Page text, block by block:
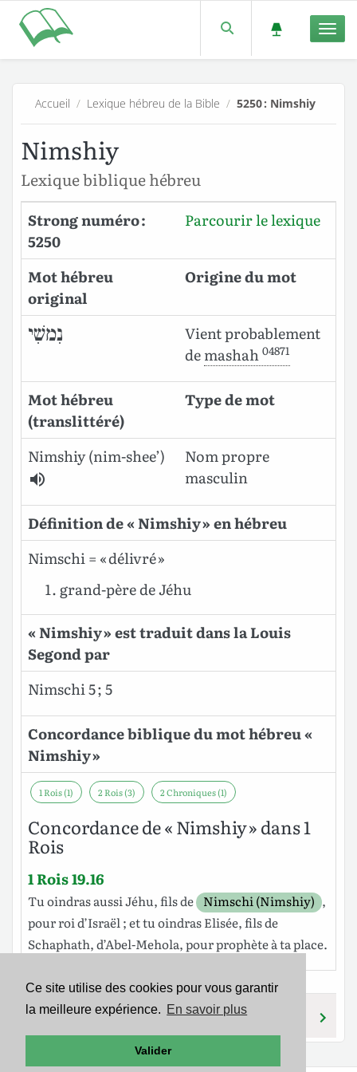
Ce site utilise des cookies pour vous garantir
la meilleure expérience. En savoir plus
Valider
Accueil / Lexique hébreu de la Bible /5250 : Nimshiy
Nimshiy
Lexique biblique hébreu
Strong numéro :
5250
Parcourir le lexique
Mot hébreu
original
Origine du mot
נִמשִׁי
Vient probablement
demashah 04871
Mot hébreu
(translittéré)
Type de mot
Nimshiy(nim-shee’)
Nom propre
masculin
Définition de « Nimshiy » en hébreu
Nimschi = « délivré »
grand-père de Jéhu
« Nimshiy » est traduit dans la Louis
Segond par
Nimschi 5 ; 5
Concordance biblique du mot hébreu «
Nimshiy »
1 Rois (1) 2 Rois (3) 2 Chroniques (1)
Concordance de « Nimshiy » dans 1
Rois
1 Rois 19.16
TuoindrasaussiJéhu,filsde Nimschi (Nimshiy) ,
pourroid’Israël; et tu oindrasElisée,filsde
Schaphath, d’Abel-Mehola,pourprophèteà ta place.
NIMRIYM